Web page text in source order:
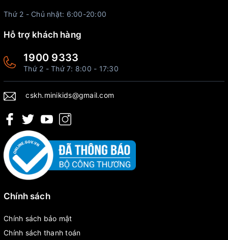
Thứ 2 - Chủ nhật: 6:00-20:00
Hỗ trợ khách hàng
1900 9333
Thứ 2 - Thứ 7: 8:00 - 17:30
cskh.minikids@gmail.com
Chính sách
Chính sách bảo mật
Chính sách thanh toán